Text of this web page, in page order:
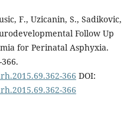
F., Uzicanin, S., Sadikovic,
Follow Up
for Perinatal Asphyxia.
366 DOI:
366